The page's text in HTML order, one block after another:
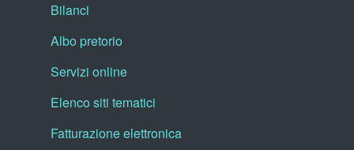
Bilanci
Albo pretorio
Servizi online
Elenco siti tematici
Fatturazione elettronica